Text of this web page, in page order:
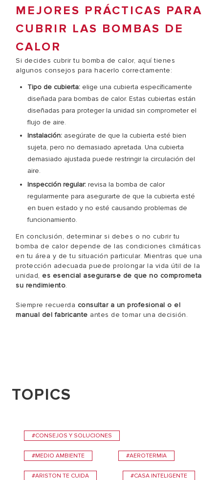
MEJORES PRÁCTICAS PARA
CUBRIR LAS BOMBAS DE
CALOR
Si decides cubrir tu bomba de calor, aquí tienes
algunos consejos para hacerlo correctamente:
Tipo de cubierta: elige una cubierta específicamente
diseñada para bombas de calor. Estas cubiertas están
diseñadas para proteger la unidad sin comprometer el
flujo de aire.
Instalación: asegúrate de que la cubierta esté bien
sujeta, pero no demasiado apretada. Una cubierta
demasiado ajustada puede restringir la circulación del
aire.
Inspección regular: revisa la bomba de calor
regularmente para asegurarte de que la cubierta esté
en buen estado y no esté causando problemas de
funcionamiento.
En conclusión, determinar si debes o no cubrir tu
bomba de calor depende de las condiciones climáticas
en tu área y de tu situación particular. Mientras que una
protección adecuada puede prolongar la vida útil de la
unidad, es esencial asegurarse de que no comprometa
su rendimiento.
Siempre recuerda consultar a un profesional o el
manual del fabricante antes de tomar una decisión.
TOPICS
#CONSEJOS Y SOLUCIONES
#MEDIO AMBIENTE #AEROTERMIA
#ARISTON TE CUIDA #CASA INTELIGENTE